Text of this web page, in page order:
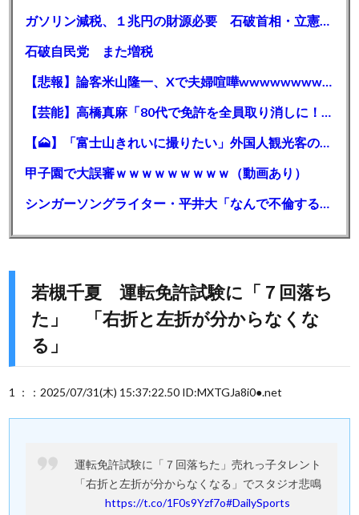
ガソリン減税、１兆円の財源必要 石破首相・立憲野田氏「財源は死に物狂いで確保しなければならない」「本当に死に物狂いで」
石破自民党 また増税
【悲報】論客米山隆一、Xで夫婦喧嘩wwwwwwwwwwww
【芸能】高橋真麻「80代で免許を全員取り消しに！」 高齢ドライバーの事故問題で、高齢者の運転免許取り消し法を提案
【🗻】「富士山きれいに撮りたい」外国人観光客のレンタカー事故が急増…「ハンドルが逆で慣れず」、道の狭さも
甲子園で大誤審ｗｗｗｗｗｗｗｗｗ（動画あり）
シンガーソングライター・平井大「なんで不倫するか知ってる？妥協で結婚するからさ。」←浅すぎると大炎上
若槻千夏 運転免許試験に「７回落ち
た」 「右折と左折が分からなくな
る」
1 ：：2025/07/31(木) 15:37:22.50 ID:MXTGJa8i0●.net
運転免許試験に「７回落ちた」売れっ子タレント
「右折と左折が分からなくなる」でスタジオ悲鳴
https://t.co/1F0s9Yzf7o#DailySports